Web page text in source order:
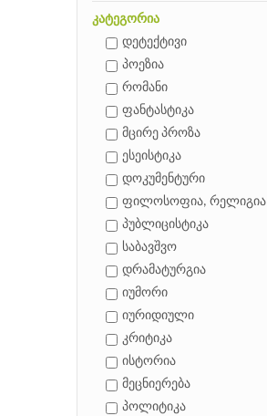
კატეგორია
დეტექტივი
პოეზია
რომანი
ფანტასტიკა
მცირე პროზა
ესეისტიკა
დოკუმენტური
ფილოსოფია, რელიგია
პუბლიცისტიკა
საბავშვო
დრამატურგია
იუმორი
იურიდიული
კრიტიკა
ისტორია
მეცნიერება
პოლიტიკა